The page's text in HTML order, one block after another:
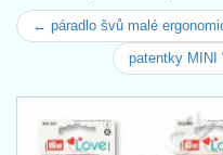
← páradlo švů malé
patentky MINI